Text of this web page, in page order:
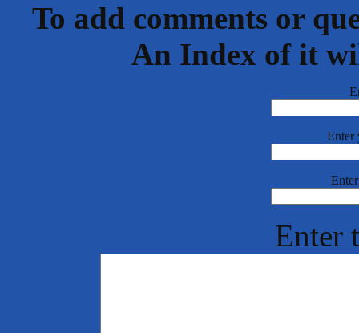
To add comments or
An Index of it
Enter
Enter